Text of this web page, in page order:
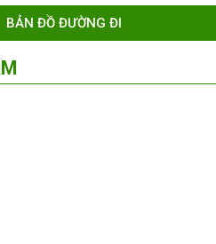
BẢN ĐỒ ĐƯỜNG ĐI